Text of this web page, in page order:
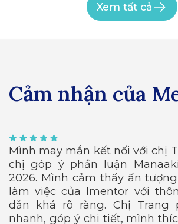
Xem tất cả
Cảm nhận của
Mình may mắn kết nối với chị
chị góp ý phần luận
2026. Mình cảm thấy ấn
làm việc của Imentor với
dẫn khá rõ ràng. Chị Trang
nhanh, góp ý chi tiết, mình